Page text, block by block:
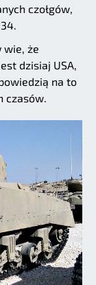
czołgów,
wie, że
dzisiaj USA,
na to
czasów.